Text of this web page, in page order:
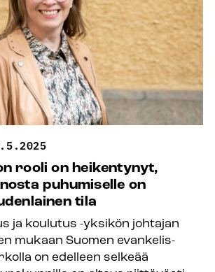
rooli on heikentynyt,
puhumiselle on
tila
ja koulutus -yksikön johtajan
mukaan Suomen evankelis-
on edelleen selkeää